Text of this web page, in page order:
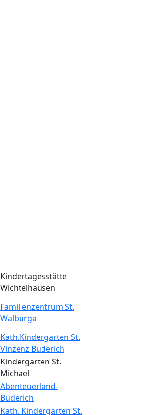
Kindertagesstätte
Wichtelhausen
Familienzentrum St.
Walburga
Kath.Kindergarten St.
Vinzenz Büderich
Kindergarten St.
Michael
Abenteuerland-
Büderich
Kath. Kindergarten St.